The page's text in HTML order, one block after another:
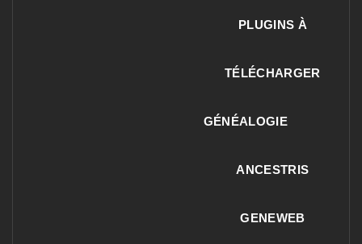
PLUGINS À
TÉLÉCHARGER
GÉNÉALOGIE
ANCESTRIS
GENEWEB